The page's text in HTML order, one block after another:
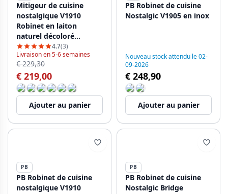
Mitigeur de cuisine
nostalgique V1910
Robinet en laiton
naturel décoloré
12089535254.7(3)
Livraison en 5-6 semaines
€ 229,30
€ 219,00
Ajouter au panier
PB Robinet de cuisine
Nostalgic V1905 en inox
Nouveau stock attendu le 02-
09-2026
€ 248,90
Ajouter au panier
PB
PB Robinet de cuisine
nostalgique V1910
PB
PB Robinet de cuisine
Nostalgic Bridge